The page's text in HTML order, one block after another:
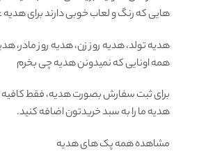
هایی که رنگ و لعاب خوبی دارند برای
هدیه تولد، هدیه روز زن، هدیه روز مادر،
همه اونایی که نمیدونن هدیه چی بخرم
برای ثبت سفارش بصورت هدیه، فقط
هدیه ما را به سبد خریدتون اضافه کنید.
مشاهده همه پک های هدیه